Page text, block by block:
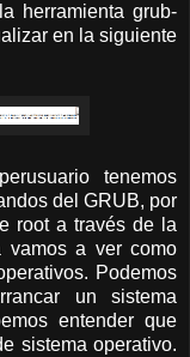
herramienta grub-
en la siguiente
tenemos
del GRUB, por
root a través de la
vamos a ver como
Podemos
un sistema
entender que
sistema operativo.